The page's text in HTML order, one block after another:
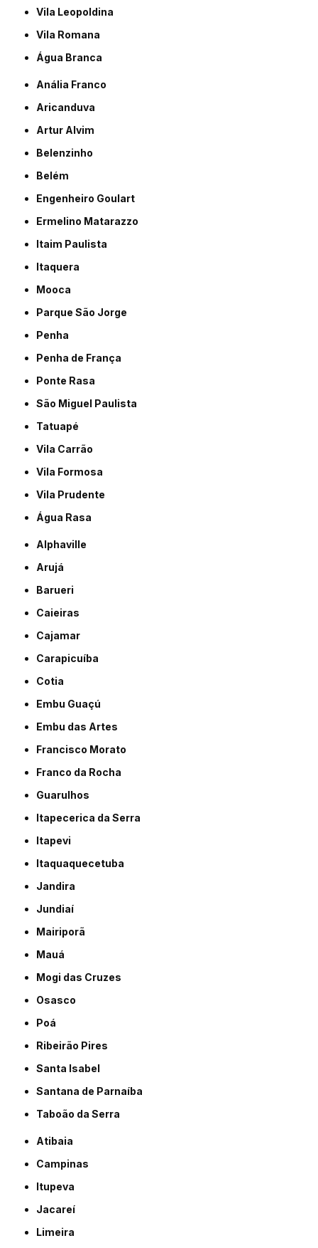
Vila Leopoldina
Vila Romana
Água Branca
Anália Franco
Aricanduva
Artur Alvim
Belenzinho
Belém
Engenheiro Goulart
Ermelino Matarazzo
Itaim Paulista
Itaquera
Mooca
Parque São Jorge
Penha
Penha de França
Ponte Rasa
São Miguel Paulista
Tatuapé
Vila Carrão
Vila Formosa
Vila Prudente
Água Rasa
Alphaville
Arujá
Barueri
Caieiras
Cajamar
Carapicuíba
Cotia
Embu Guaçú
Embu das Artes
Francisco Morato
Franco da Rocha
Guarulhos
Itapecerica da Serra
Itapevi
Itaquaquecetuba
Jandira
Jundiaí
Mairiporã
Mauá
Mogi das Cruzes
Osasco
Poá
Ribeirão Pires
Santa Isabel
Santana de Parnaíba
Taboão da Serra
Atibaia
Campinas
Itupeva
Jacareí
Limeira